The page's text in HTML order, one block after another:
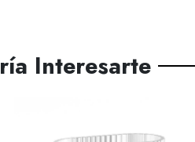
Interesarte